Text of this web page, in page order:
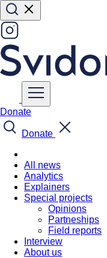
Donate
Donate
All news
Analytics
Explainers
Special projects
Opinions
Partneships
Field reports
Interview
About us